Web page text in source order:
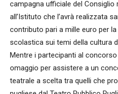
campagna ufficiale del Consiglio
all’Istituto che l’avrà realizzata
contributo pari a mille euro per
scolastica sui temi della cultura
Mentre i partecipanti al
omaggio per assistere a un
teatrale a scelta tra quelli che